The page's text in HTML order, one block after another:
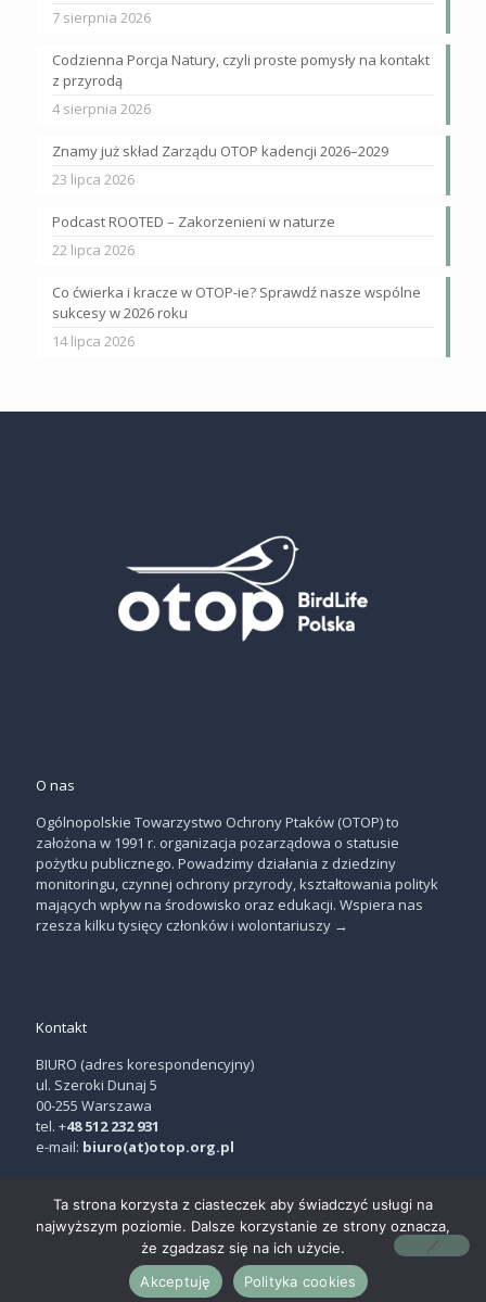
7 sierpnia 2026
Codzienna Porcja Natury, czyli proste pomysły na kontakt
z przyrodą
4 sierpnia 2026
Znamy już skład Zarządu OTOP kadencji 2026–2029
23 lipca 2026
Podcast ROOTED – Zakorzenieni w naturze
22 lipca 2026
Co ćwierka i kracze w OTOP-ie? Sprawdź nasze wspólne
sukcesy w 2026 roku
14 lipca 2026
O nas
Ogólnopolskie Towarzystwo Ochrony Ptaków (OTOP) to
założona w 1991 r. organizacja pozarządowa o statusie
pożytku publicznego. Powadzimy działania z dziedziny
monitoringu, czynnej ochrony przyrody, kształtowania polityk
mających wpływ na środowisko oraz edukacji. Wspiera nas
rzesza kilku tysięcy członków i wolontariuszy →
Kontakt
BIURO (adres korespondencyjny)
ul. Szeroki Dunaj 5
00-255 Warszawa
tel. +48 512 232 931
e-mail: biuro(at)otop.org.pl
© OTOP | projekt:THE NEW LOOK
Ta strona korzysta z ciasteczek aby świadczyć usługi na
najwyższym poziomie. Dalsze korzystanie ze strony oznacza,
że zgadzasz się na ich użycie.
Akceptuję
Polityka cookies